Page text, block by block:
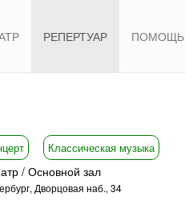
РЕПЕРТУАР ПОМОЩЬ
Классическая музыка
/ Основной зал
Дворцовая наб., 34